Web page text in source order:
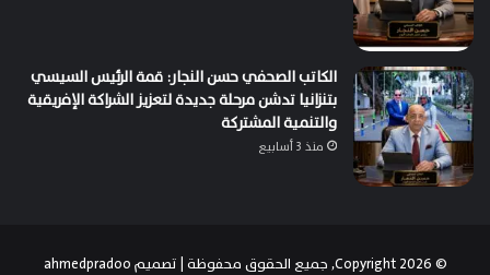
الكاتب الصحفي حسن النجار: قمة الرئيس السيسي
بتنزانيا تدشن مرحلة جديدة لتعزيز الشراكة الإفريقية
والتنمية المشتركة
منذ 3 أسابيع
© Copyright 2026, جميع الحقوق محفوظة | تصميم ahmedpradoo